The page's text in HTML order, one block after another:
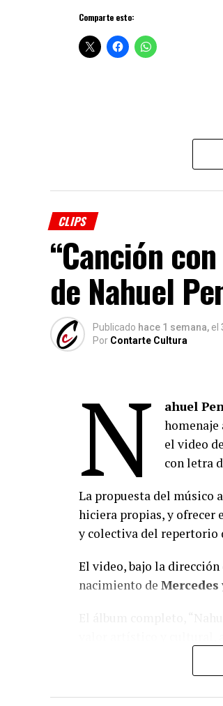
Comparte esto:
CLIPS
“Canción
de Nahuel
Publicado hace 1 semana, el
Por Contarte Cultura
N ahuel
homenaje
el video
con letra
La propuesta del músico
hiciera propias, y ofrecer
y colectiva del repertorio
El video, bajo la dirección
nacimiento de Mercedes
naturales de la provincia
que repasa el impacto
marcaron su carrera.